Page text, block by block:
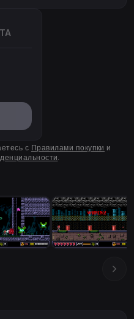
с Правилами покупки и
.